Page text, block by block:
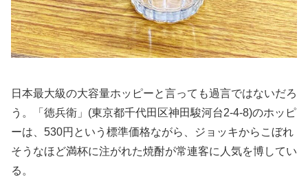
日本最大級の大容量ホッピーと言っても過言ではないだろ
う。「徳兵衛」(東京都千代田区神田駿河台2-4-8)のホッピ
ーは、530円という標準価格ながら、ジョッキからこぼれ
そうなほど満杯に注がれた焼酎が常連客に人気を博してい
る。